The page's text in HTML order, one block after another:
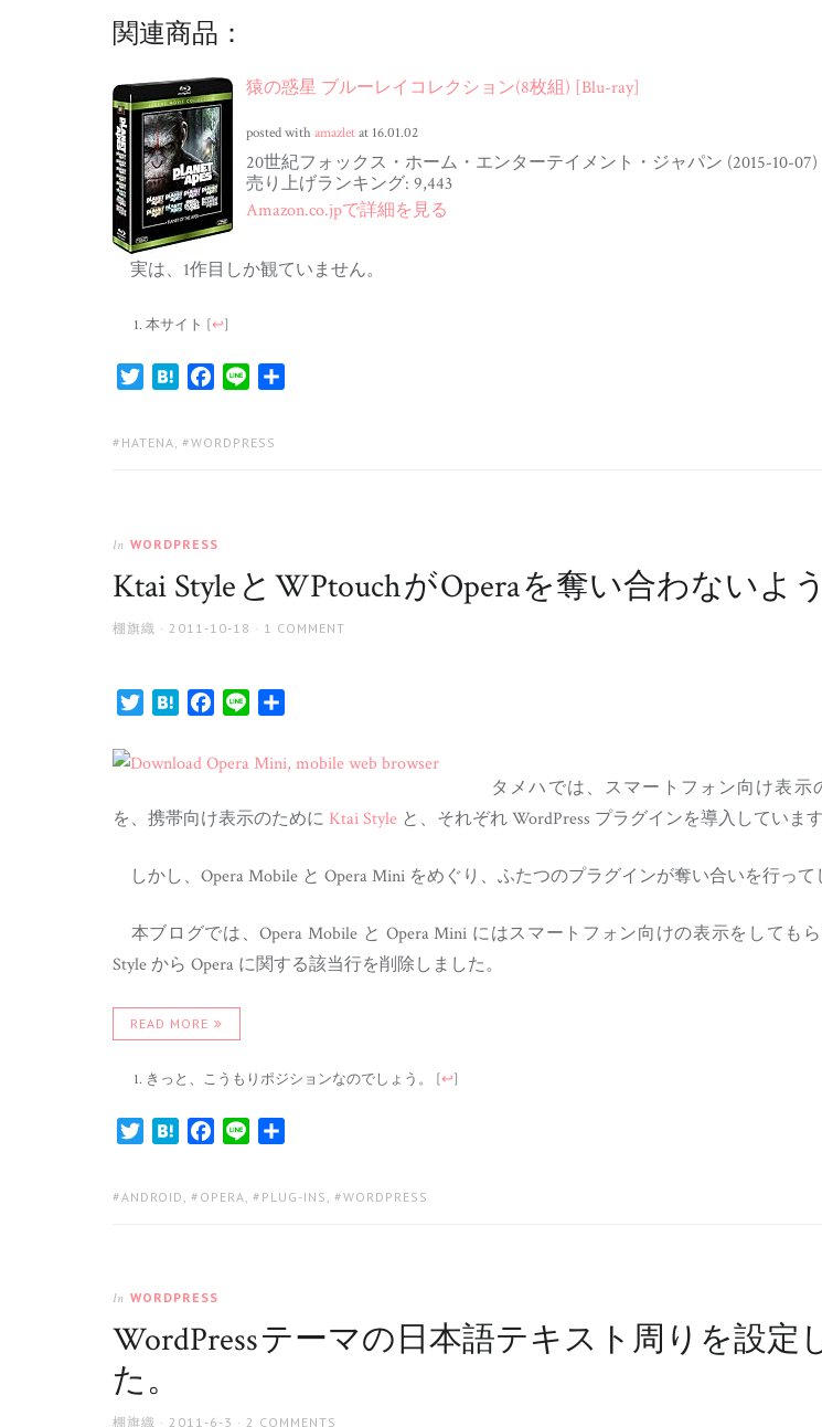
関連商品：
猿の惑星 ブルーレイコレクション(8枚組) [Blu-ray]
posted withamazletat 16.01.02
20世紀フォックス・ホーム・エンターテイメント・ジャパン (2015-10-07)
売り上げランキング: 9,443
Amazon.co.jpで詳細を見る
実は、1作目しか観ていません。
本サイト [↩]
TwitterHatenaFacebook
Line
TAGS:
HATENA WORDPRESS
In WORDPRESS
Ktai Style と WPtouch が Opera を奪い合わないよ
AUTHOR
棚旗織
POSTED
2011-10-18 1 COMMENT
TwitterHatenaFacebook
Line
タメハでは、スマートフォン向け表示
を、携帯向け表示のために Ktai Style と、それぞれ WordPress プラグインを導入しています
しかし、Opera Mobile と Opera Mini をめぐり、ふたつのプラグインが奪い合いを行って
本ブログでは、Opera Mobile と Opera Mini にはスマートフォン向けの表示をしても
Style から Opera に関する該当行を削除しました。
READ MORE
きっと、こうもりポジションなのでしょう。 [↩]
TwitterHatenaFacebook
Line
TAGS:
ANDROID OPERA PLUG-INS WORDPRESS
In WORDPRESS
WordPress テーマの日本語テキスト周りを設定
た。
AUTHOR
棚旗織 POSTED
2011-6-3 2 COMMENTS